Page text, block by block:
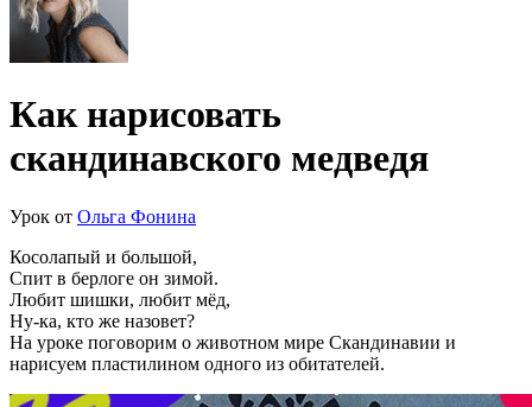
Как нарисовать
скандинавского медведя
Урок от Ольга Фонина
Косолапый и большой,
Спит в берлоге он зимой.
Любит шишки, любит мёд,
Ну-ка, кто же назовет?
На уроке поговорим о животном мире Скандинавии и
нарисуем пластилином одного из обитателей.